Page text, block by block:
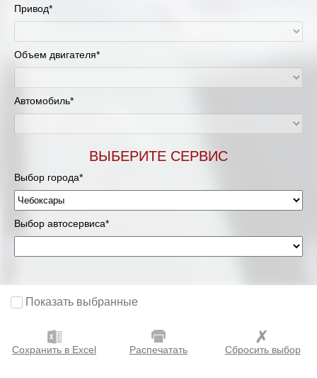
Привод*
Объем двигателя*
Автомобиль*
ВЫБЕРИТЕ СЕРВИС
Выбор города*
Выбор автосервиса*
Показать выбранные
Сохранить в Excel Распечатать Сбросить выбор